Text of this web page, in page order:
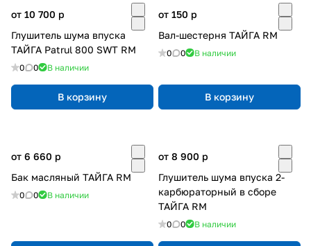
от 10 700 p
Глушитель шума впуска
ТАЙГА Patrul 800 SWT RM
0 0 В наличии
В корзину
от 150 p
Вал-шестерня ТАЙГА RM
0 0 В наличии
В корзину
от 6 660 p
Бак масляный ТАЙГА RM
0 0 В наличии
от 8 900 p
Глушитель шума впуска 2-
карбюраторный в сборе
ТАЙГА RM
0 0 В наличии